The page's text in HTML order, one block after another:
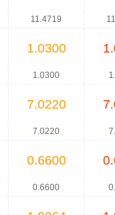
11.4719
1.0300
1.0300
7.0220
7.0220
0.6600
0.6600